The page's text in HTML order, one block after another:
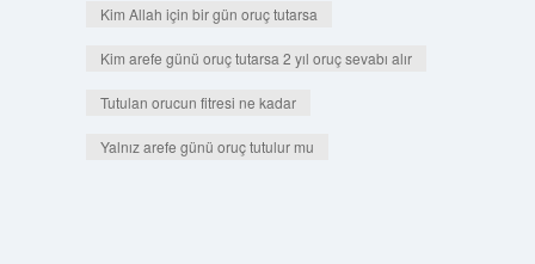
Kim Allah için bir gün oruç tutarsa
Kim arefe günü oruç tutarsa 2 yıl oruç sevabı alır
Tutulan orucun fitresi ne kadar
Yalnız arefe günü oruç tutulur mu